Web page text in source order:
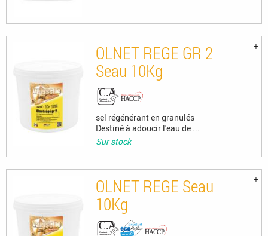
OLNET REGE GR 2
Seau 10Kg
sel régénérant en granulés
Destiné à adoucir l'eau de ...
Sur stock
OLNET REGE Seau
10Kg